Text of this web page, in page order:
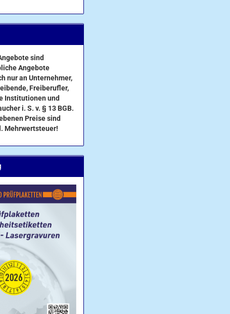
sind
Angebote
nur an Unternehmer,
Freiberufler,
Institutionen und
i. S. v. § 13 BGB.
Preise sind
Mehrwertsteuer!